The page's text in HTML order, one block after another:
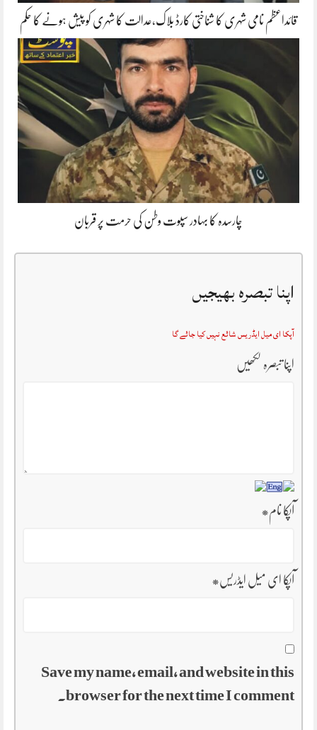
قائداعظم نامی شہری کا شناختی کارڈ بلاک،عدالت کا شہری کو پیش ہونے کا حکم
چارسدہ کا بہادر سپوت وطن کی حرمت پر قربان
اپنا تبصرہ بھیجیں
آپکا ای میل ایڈریس شائع نہیں کیا جائے گا
اپنا تبصرہ لکھیں
آپکا نام*
آپکا ای میل ایڈریس*
Save my name, email, and website in this
browser for the next time I comment.